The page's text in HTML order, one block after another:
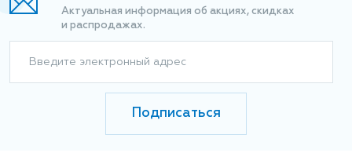
Актуальная информация об акциях, скидках
и распродажах.
Введите электронный адрес
Подписаться